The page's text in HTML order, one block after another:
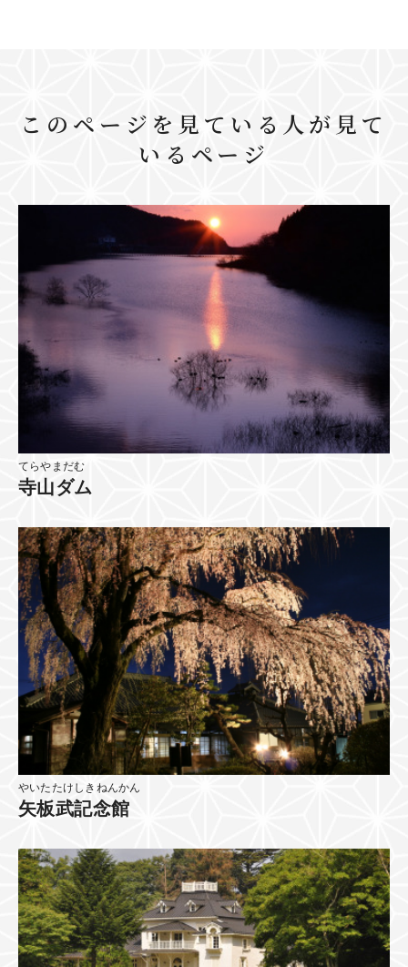
このページを見ている人が見て
いるページ
てらやまだむ
寺山ダム
やいたたけしきねんかん
矢板武記念館